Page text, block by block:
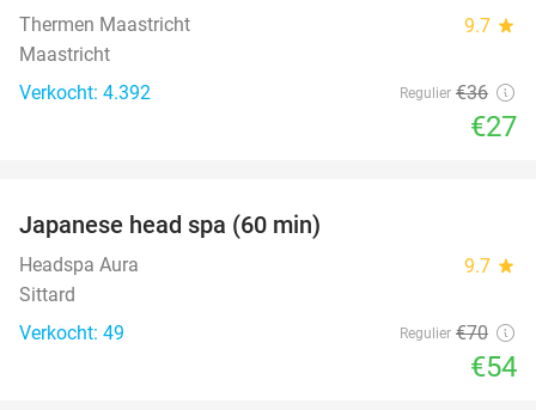
Thermen Maastricht 9.7 star
Maastricht
Verkocht: 4.392
Regulier €36
€27
Japanese head spa (60 min)
Headspa Aura 9.7 star
Sittard
Verkocht: 49
Regulier €70
€54